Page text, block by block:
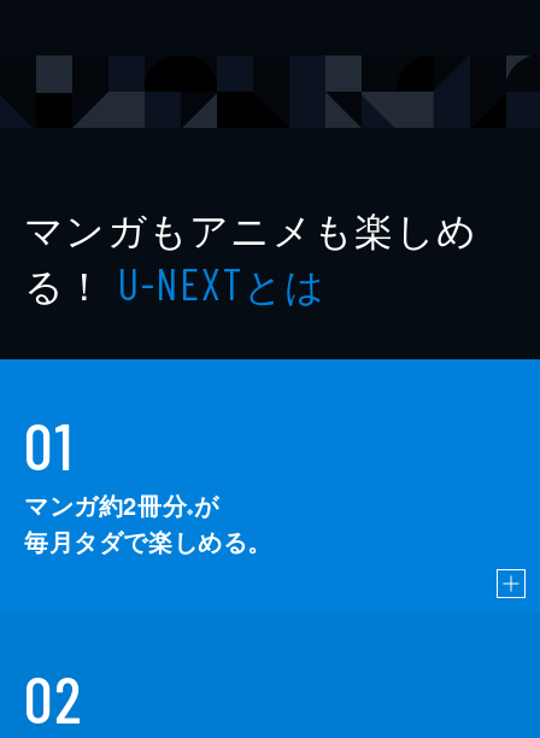
マンガもアニメも楽しめ
る！ U-NEXTとは
01
マンガ約2冊分※が
毎月タダで楽しめる。
02